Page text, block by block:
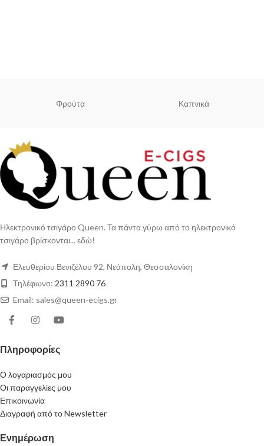
Φρούτα Καπνικά
Ηλεκτρονικό τσιγάρο Queen. Τα πάντα γύρω από το ηλεκτρονικό
τσιγάρο βρίσκονται... εδώ!
Ελευθερίου Βενιζέλου 92, Νεάπολη, Θεσσαλονίκη
Τηλέφωνο: 2311 2890 76
Email: sales@queen-ecigs.gr
Πληροφορίες
Ο λογαριασμός μου
Οι παραγγελίες μου
Επικοινωνία
Διαγραφή από το Newsletter
Ενημέρωση